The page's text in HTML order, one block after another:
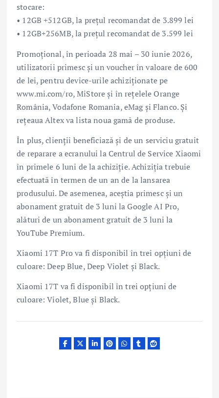
stocare:
• 12GB +512GB, la prețul recomandat de 3.899 lei
• 12GB+256MB, la prețul recomandat de 3.599 lei
Promoțional, în perioada 28 mai – 30 iunie 2026,
utilizatorii primesc și un voucher în valoare de 600
de lei, pentru device-urile achiziționate pe
www.mi.com/ro, MiStore și în rețelele Orange
România, Vodafone Romania, eMag și Flanco. Și
rețeaua Altex va lista noua gamă de produse.
În plus, clienții beneficiază și de un serviciu gratuit
de reparare a ecranului la Centrul de Service Xiaomi
în primele 6 luni de la achiziție. Achiziția trebuie
efectuată în termen de un an de la lansarea
produsului. De asemenea, aceștia primesc și un
abonament gratuit de 3 luni la Google AI Pro,
alături de un abonament gratuit de 3 luni la
YouTube Premium.
Xiaomi 17T Pro va fi disponibil în trei opțiuni de
culoare: Deep Blue, Deep Violet și Black.
Xiaomi 17T va fi disponibil în trei opțiuni de
culoare: Violet, Blue și Black.